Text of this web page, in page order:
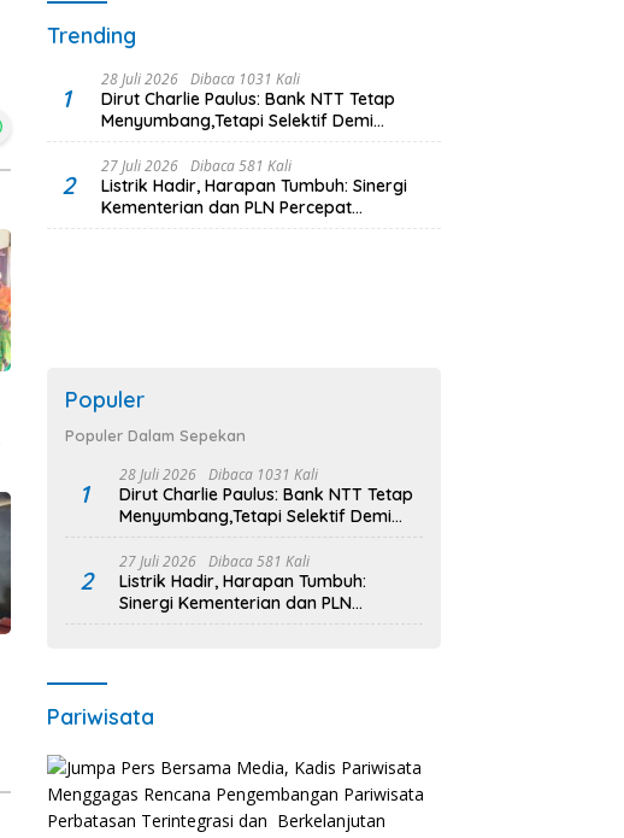
Trending
1
28 Juli 2026 Dibaca 1031 Kali
Dirut Charlie Paulus: Bank NTT Tetap
Menyumbang,Tetapi Selektif Demi
Kepentingan Masyarakat
2
27 Juli 2026 Dibaca 581 Kali
Listrik Hadir, Harapan Tumbuh: Sinergi
Kementerian dan PLN Percepat
Pembangunan Infrastruktur Desa
Populer
Populer Dalam Sepekan
1
28 Juli 2026 Dibaca 1031 Kali
Dirut Charlie Paulus: Bank NTT Tetap
Menyumbang,Tetapi Selektif Demi
Kepentingan Masyarakat
2
27 Juli 2026 Dibaca 581 Kali
Listrik Hadir, Harapan Tumbuh:
Sinergi Kementerian dan PLN
Percepat Pembangunan Infrastruktur
Pariwisata